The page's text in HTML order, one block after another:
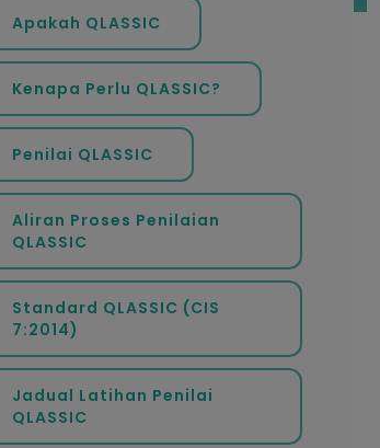
Apakah QLASSIC
Kenapa Perlu QLASSIC?
Penilai QLASSIC
Aliran Proses Penilaian
QLASSIC
Standard QLASSIC (CIS
7:2014)
Jadual Latihan Penilai
QLASSIC